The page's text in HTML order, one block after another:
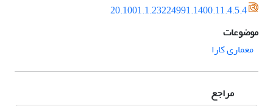
20.1001.1.23224991.1400.11.4.5.4
موضوعات
معماری کارا
مراجع